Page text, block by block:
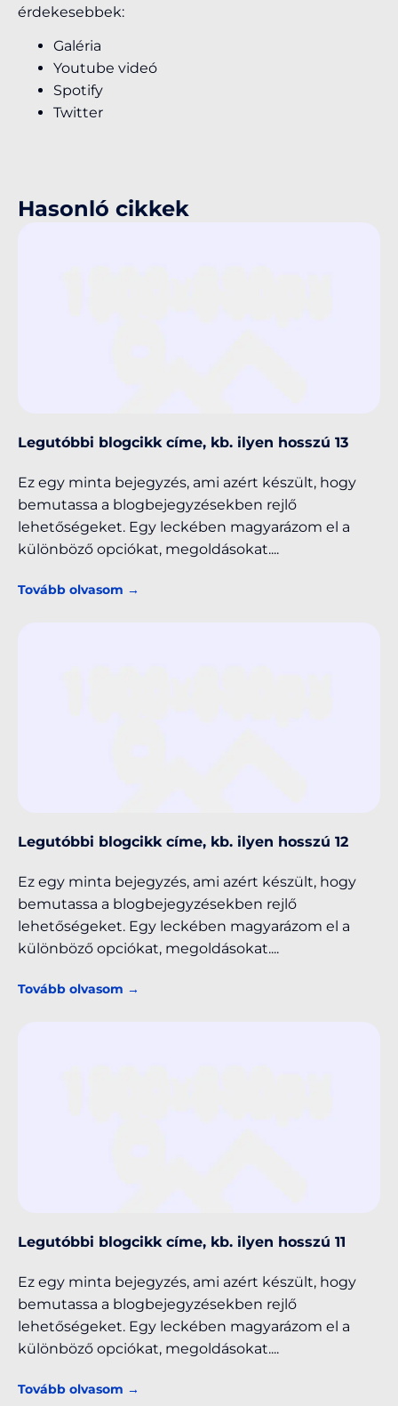
érdekesebbek:
Galéria
Youtube videó
Spotify
Twitter
Hasonló cikkek
Legutóbbi blogcikk címe, kb. ilyen hosszú 13
Ez egy minta bejegyzés, ami azért készült, hogy
bemutassa a blogbejegyzésekben rejlő
lehetőségeket. Egy leckében magyarázom el a
különböző opciókat, megoldásokat.
Tovább olvasom →
Legutóbbi blogcikk címe, kb. ilyen hosszú 12
Ez egy minta bejegyzés, ami azért készült, hogy
bemutassa a blogbejegyzésekben rejlő
lehetőségeket. Egy leckében magyarázom el a
különböző opciókat, megoldásokat.
Tovább olvasom →
Legutóbbi blogcikk címe, kb. ilyen hosszú 11
Ez egy minta bejegyzés, ami azért készült, hogy
bemutassa a blogbejegyzésekben rejlő
lehetőségeket. Egy leckében magyarázom el a
különböző opciókat, megoldásokat.
Tovább olvasom →